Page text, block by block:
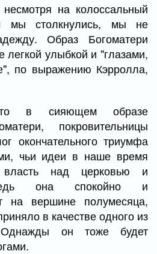
на колоссальный
мы столкнулись, мы не
Образ Богоматери
легкой улыбкой и "глазами,
по выражению Кэрролла,
в сияющем образе
покровительницы
окончательного триумфа
чьи идеи в наше время
власть над церковью и
она спокойно и
на вершине полумесяца,
в качестве одного из
он тоже будет